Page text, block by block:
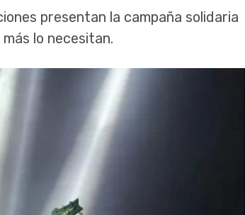
presentan la campaña solidaria
lo necesitan.